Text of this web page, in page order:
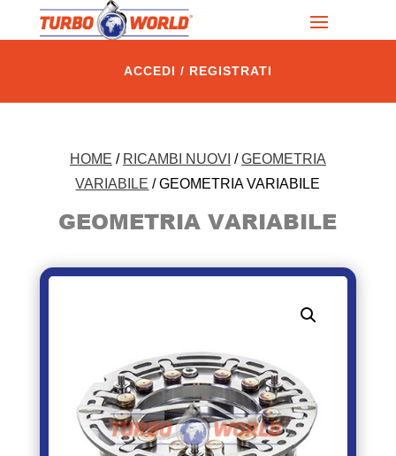
ACCEDI / REGISTRATI
HOME / RICAMBI NUOVI /GEOMETRIA
VARIABILE / GEOMETRIA VARIABILE
GEOMETRIA VARIABILE